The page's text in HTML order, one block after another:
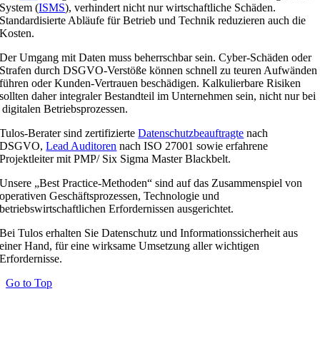
System (ISMS), verhindert nicht nur wirtschaftliche Schäden.
Standardisierte Abläufe für Betrieb und Technik reduzieren auch die
Kosten.
Der Umgang mit Daten muss beherrschbar sein. Cyber-Schäden oder
Strafen durch DSGVO-Verstöße können schnell zu teuren Aufwänden
führen oder Kunden-Vertrauen beschädigen. Kalkulierbare Risiken
sollten daher integraler Bestandteil im Unternehmen sein, nicht nur bei
digitalen Betriebsprozessen.
Tulos-Berater sind zertifizierteDatenschutzbeauftragte nach
DSGVO,Lead Auditoren nach ISO 27001 sowie erfahrene
Projektleiter mit PMP/ Six Sigma Master Blackbelt.
Unsere „Best Practice-Methoden“ sind auf das Zusammenspiel von
operativen Geschäftsprozessen, Technologie und
betriebswirtschaftlichen Erfordernissen ausgerichtet.
Bei Tulos erhalten Sie Datenschutz und Informationssicherheit aus
einer Hand, für eine wirksame Umsetzung aller wichtigen
Erfordernisse.
Go to Top